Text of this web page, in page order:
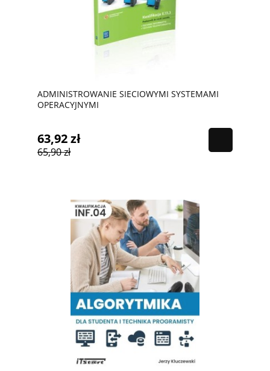
ADMINISTROWANIE SIECIOWYMI SYSTEMAMI
OPERACYJNYMI
63,92 zł
65,90 zł